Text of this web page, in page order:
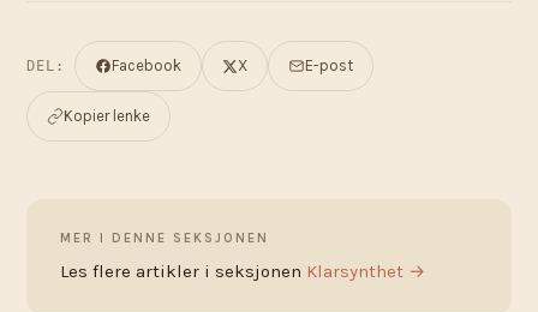
DEL: Facebook X E-post
Kopier lenke
MER I DENNE SEKSJONEN
Les flere artikler i seksjonen Klarsynthet →